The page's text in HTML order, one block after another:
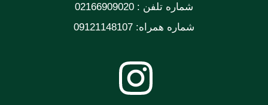
شماره تلفن : 02166909020
شماره همراه: 09121148107